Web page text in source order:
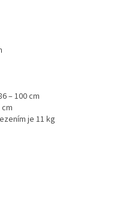
100 cm
je 11 kg